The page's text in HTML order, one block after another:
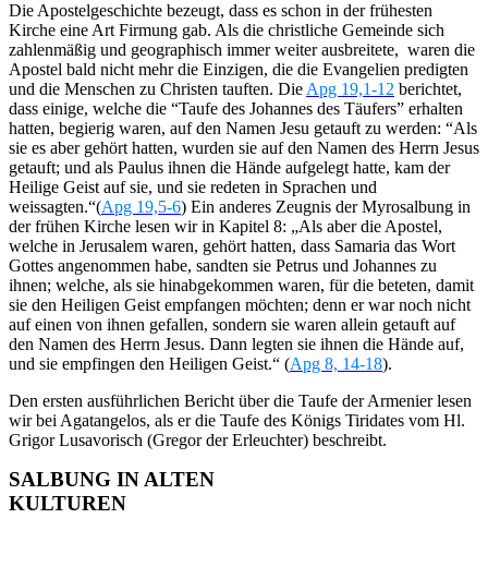
Die Apostelgeschichte bezeugt, dass es schon in der frühesten
Kirche eine Art Firmung gab. Als die christliche Gemeinde sich
zahlenmäßig und geographisch immer weiter ausbreitete, waren die
Apostel bald nicht mehr die Einzigen, die die Evangelien predigten
und die Menschen zu Christen tauften. Die Apg 19,1-12 berichtet,
dass einige, welche die “Taufe des Johannes des Täufers” erhalten
hatten, begierig waren, auf den Namen Jesu getauft zu werden: “Als
sie es aber gehört hatten, wurden sie auf den Namen des Herrn Jesus
getauft; und als Paulus ihnen die Hände aufgelegt hatte, kam der
Heilige Geist auf sie, und sie redeten in Sprachen und
weissagten.“(Apg 19,5-6) Ein anderes Zeugnis der Myrosalbung in
der frühen Kirche lesen wir in Kapitel 8: „Als aber die Apostel,
welche in Jerusalem waren, gehört hatten, dass Samaria das Wort
Gottes angenommen habe, sandten sie Petrus und Johannes zu
ihnen; welche, als sie hinabgekommen waren, für die beteten, damit
sie den Heiligen Geist empfangen möchten; denn er war noch nicht
auf einen von ihnen gefallen, sondern sie waren allein getauft auf
den Namen des Herrn Jesus. Dann legten sie ihnen die Hände auf,
und sie empfingen den Heiligen Geist.“ (Apg 8, 14-18).
Den ersten ausführlichen Bericht über die Taufe der Armenier lesen
wir bei Agatangelos, als er die Taufe des Königs Tiridates vom Hl.
Grigor Lusavorisch (Gregor der Erleuchter) beschreibt.
SALBUNG IN ALTEN
KULTUREN